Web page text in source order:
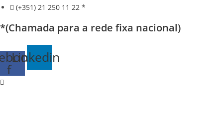
(+351) 21 250 11 22 *
*(Chamada para a rede fixa nacional)
f
Linkedin